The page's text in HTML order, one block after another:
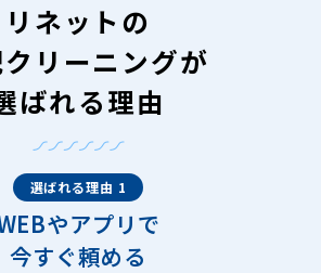
リネットの
リーニングが
ばれる理由
選ばれる理由 1
やアプリで
今すぐ頼める